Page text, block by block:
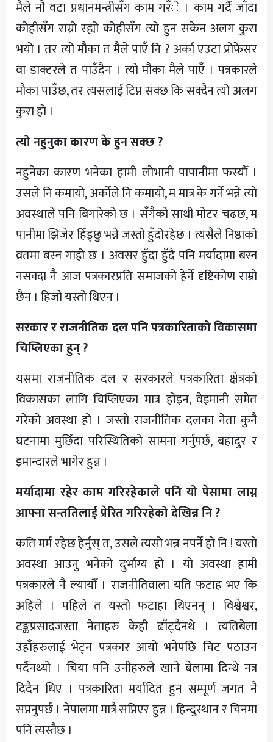
मैले नौ वटा प्रधानमन्त्रीसँग काम गरँे । काम गर्दै जाँदा
कोहीसँग राम्रो रह्यो कोहीसँग त्यो हुन सकेन अलग कुरा
भयो । तर त्यो मौका त मैले पाएँ नि ? अर्का एउटा प्रोफेसर
वा डाक्टरले त पाउँदैन । त्यो मौका मैले पाएँ । पत्रकारले
मौका पाउँछ, तर त्यसलाई टिप्न सक्छ कि सक्दैन त्यो अलग
कुरा हो ।
त्यो नहुनुका कारण के हुन सक्छ ?
नहुनेका कारण भनेका हामी लोभानी पापानीमा फस्यौँ ।
उसले नि कमायो, अर्कोले नि कमायो, म मात्र के गर्ने भन्ने त्यो
अवस्थाले पनि बिगारेको छ । सँगैको साथी मोटर चढछ, म
पानीमा झिजेर हिँड्छु भन्ने जस्तो हुँदोरहेछ । त्यसैले निष्ठाको
व्रतमा बस्न गाह्रो छ । अवसर हुँदा हुँदै पनि मर्यादामा बस्न
नसक्दा नै आज पत्रकारप्रति समाजको हेर्ने दृष्टिकोण राम्रो
छैन । हिजो यस्तो थिएन ।
सरकार र राजनीतिक दल पनि पत्रकारिताको विकासमा
चिप्लिएका हुन् ?
यसमा राजनीतिक दल र सरकारले पत्रकारिता क्षेत्रको
विकासका लागि चिप्लिएका मात्र होइन, वेइमानी समेत
गरेको अवस्था हो । जस्तो राजनीतिक दलका नेता कुनै
घटनामा मुछिँदा परिस्थितिको सामना गर्नुपर्छ, बहादुर र
इमान्दारले भागेर हुन्न ।
मर्यादामा रहेर काम गरिरहेकाले पनि यो पेसामा लाग्न
आफ्ना सन्ततिलाई प्रेरित गरिरहेको देखिन्न नि ?
कति मर्म रहेछ हेर्नुस् त, उसले त्यसो भन्न नपर्ने हो नि ! यस्तो
अवस्था आउनु भनेको दुर्भाग्य हो । यो अवस्था हामी
पत्रकारले नै ल्यायौँ । राजनीतिवाला यति फटाह भए कि
अहिले । पहिले त यस्तो फटाहा थिएनन् । विश्वेश्वर,
टङ्कप्रसादजस्ता नेताहरु केही ढाँट्दैनथे । त्यतिबेला
उहाँहरुलाई भेट्न पत्रकार आयो भनेपछि चिट पठाउन
पर्दैनथ्यो । चिया पनि उनीहरुले खाने बेलामा दिन्थे नत्र
दिदैन थिए । पत्रकारिता मर्यादित हुन सम्पूर्ण जगत नै
सप्रनुपर्छ । नेपालमा मात्रै सप्रिएर हुन्न । हिन्दुस्थान र चिनमा
पनि त्यस्तैछ ।